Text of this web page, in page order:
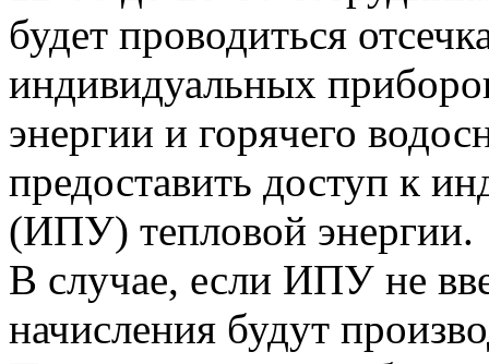
будет проводиться
индивидуальных
энергии и горячего
предоставить доступ к
(ИПУ) тепловой энергии.
В случае, если ИПУ не
начисления будут